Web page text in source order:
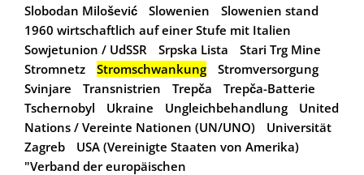
Slobodan Milošević
Slowenien
Slowenien stand
1960 wirtschaftlich auf einer Stufe mit Italien
Sowjetunion / UdSSR
Srpska Lista
Stari Trg Mine
Stromnetz
Stromschwankung
Stromversorgung
Svinjare
Transnistrien Trepča
Trepča-Batterie
Tschernobyl
Ukraine Ungleichbehandlung
United
Nations / Vereinte Nationen (UN/UNO)
Universität
Zagreb
USA (Vereinigte Staaten von Amerika)
"Verband der europäischen